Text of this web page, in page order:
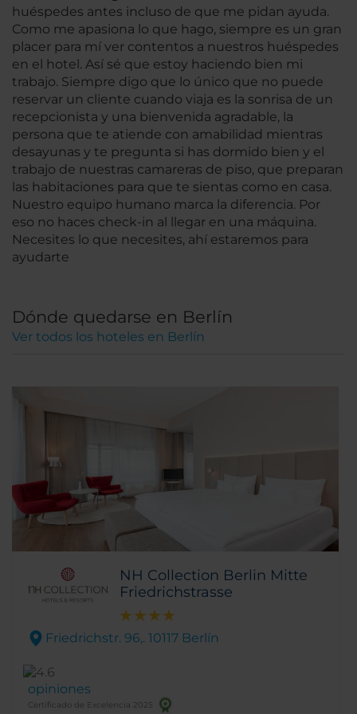
huéspedes antes incluso de que me pidan ayuda.
Como me apasiona lo que hago, siempre es un gran
placer para mí ver contentos a nuestros huéspedes
en el hotel. Así sé que estoy haciendo bien mi
trabajo. Siempre digo que lo único que no puede
reservar un cliente cuando viaja es la sonrisa de un
recepcionista y una bienvenida agradable, la
persona que te atiende con amabilidad mientras
desayunas y te pregunta si has dormido bien y el
trabajo de nuestras camareras de piso, que preparan
las habitaciones para que te sientas como en casa.
Nuestro equipo humano marca la diferencia. Por
eso no haces check-in al llegar en una máquina.
Necesites lo que necesites, ahí estaremos para
ayudarte
Dónde quedarse en Berlín
Ver todos los hoteles en Berlín
NH Collection Berlin Mitte
Friedrichstrasse
Friedrichstr. 96,. 10117 Berlín
opiniones
Certificado de Excelencia 2025